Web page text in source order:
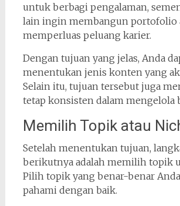
untuk berbagi pengalaman,
lain ingin membangun portofolio
memperluas peluang karier.
Dengan tujuan yang jelas, Anda
menentukan jenis konten yang
Selain itu, tujuan tersebut juga
tetap konsisten dalam mengelola
Memilih Topik atau
Setelah menentukan tujuan,
berikutnya adalah memilih topik
Pilih topik yang benar-benar
pahami dengan baik.